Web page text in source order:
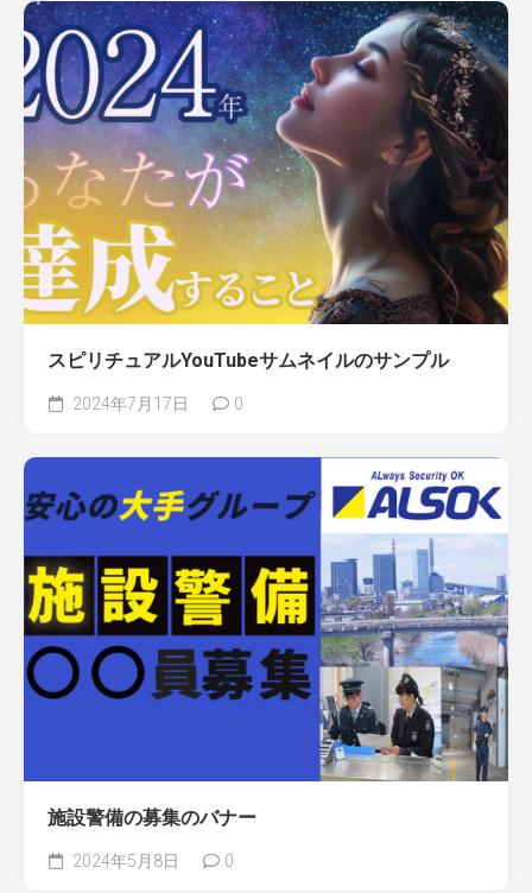
スピリチュアルYouTubeサムネイルのサンプル
2024年7月17日 0
施設警備の募集のバナー
2024年5月8日 0